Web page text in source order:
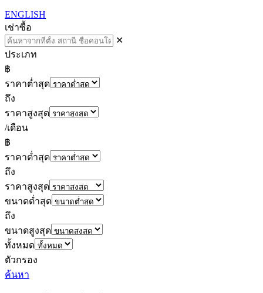
ENGLISH
เช่าซื้อ
✕
ประเภท
฿
ราคาต่ำสุด
ถึง
ราคาสูงสุด
/เดือน
฿
ราคาต่ำสุด
ถึง
ราคาสูงสุด
ขนาดต่ำสุด
ถึง
ขนาดสูงสุด
ทั้งหมด
ตัวกรอง
ค้นหา